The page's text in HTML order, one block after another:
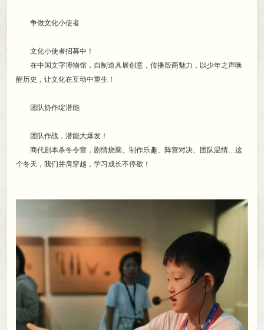
争做文化小使者
文化小使者招募中！
在中国文字博物馆 ， 自制道具展创意，传播殷商魅力 ， 以少年之声唤
醒历史，让文化在互动中重生！
团队协作绽潜能
团队作战 ， 潜能大爆发！
商代剧本杀冬令营 ， 剧情烧脑、制作乐趣、阵营对决、团队温情…这
个冬天，我们并肩穿越 ， 学习成长不停歇！